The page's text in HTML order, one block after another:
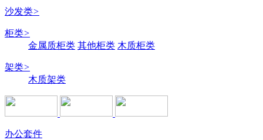
沙发类>
柜类>
金属质柜类 其他柜类 木质柜类
架类>
木质架类
办公套件